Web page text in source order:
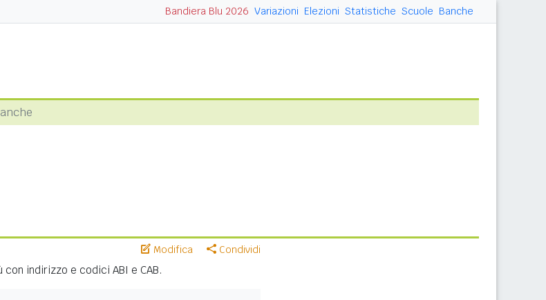
Bandiera Blu 2026 Variazioni Elezioni Statistiche Scuole Banche
Modifica Condividi
indirizzo e codici ABI e CAB.